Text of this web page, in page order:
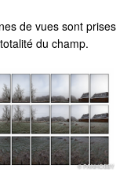
de vues sont prises
du champ.